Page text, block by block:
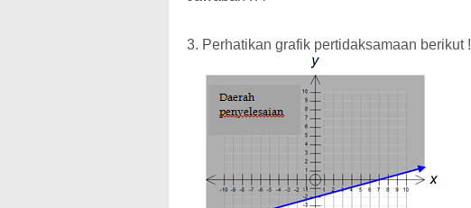
3. Perhatikan grafik pertidaksamaan berikut !